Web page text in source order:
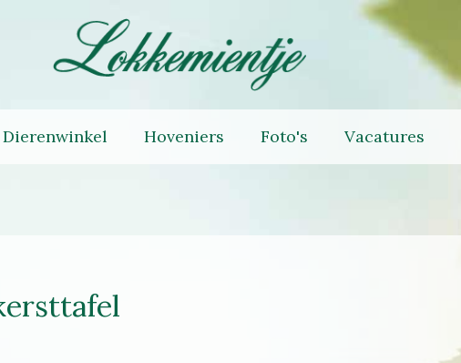
Dierenwinkel Hoveniers Foto's Vacatures